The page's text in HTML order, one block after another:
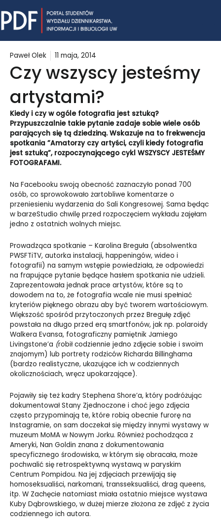
to
content
Paweł Olek 11 maja, 2014
Czy wszyscy jesteśmy
artystami?
Kiedy i czy w ogóle fotografia jest sztuką?
Przypuszczalnie takie pytanie zadaje sobie wiele osób
parających się tą dziedziną. Wskazuje na to frekwencja
spotkania ”Amatorzy czy artyści, czyli kiedy fotografia
jest sztuką”, rozpoczynającego cykl WSZYSCY JESTEŚMY
FOTOGRAFAMI.
Na Facebooku swoją obecność zaznaczyło ponad 700
osób, co sprowokowało żartobliwe komentarze o
przeniesieniu wydarzenia do Sali Kongresowej. Sama będąc
w barzeStudio chwilę przed rozpoczęciem wykładu zajęłam
jedno z ostatnich wolnych miejsc.
Prowadząca spotkanie – Karolina Breguła (absolwentka
PWSFTiTV, autorka instalacji, happeningów, wideo i
fotografii) na samym wstępie powiedziała, że odpowiedzi
na frapujące pytanie będące hasłem spotkania nie udzieli.
Zaprezentowała jednak prace artystów, które są to
dowodem na to, że fotografia wcale nie musi spełniać
kryteriów pięknego obrazu aby być tworem wartościowym.
Większość spośród przytoczonych przez Bregułę zdjęć
powstała na długo przed erą smartfonów, jak np. polaroidy
Walkera Evansa, fotograficzny pamiętnik Jamiego
Livingstone’a (robił codziennie jedno zdjęcie sobie i swoim
znajomym) lub portrety rodziców Richarda Billinghama
(bardzo realistyczne, ukazujące ich w codziennych
okolicznościach, wręcz upokarzające).
Pojawiły się też kadry Stephena Shore’a, który podróżując
dokumentował Stany Zjednoczone i choć jego zdjęcia
często przypominają te, które robią obecnie furorę na
Instagramie, on sam doczekał się między innymi wystawy w
muzeum MoMA w Nowym Jorku. Również pochodząca z
Ameryki, Nan Goldin znana z dokumentowania
specyficznego środowiska, w którym się obracała, może
pochwalić się retrospektywną wystawą w paryskim
Centrum Pompidou. Na jej zdjęciach przewijają się
homoseksualiści, narkomani, transseksualiści, drag queens,
itp. W Zachęcie natomiast miała ostatnio miejsce wystawa
Kuby Dąbrowskiego, w dużej mierze złożona ze zdjęć z życia
codziennego ich autora.